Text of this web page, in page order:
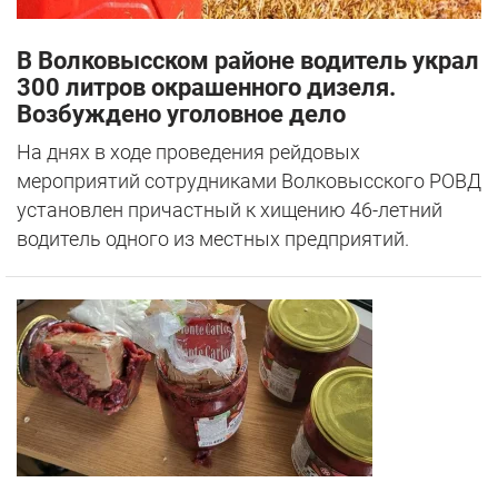
В Волковысском районе водитель украл
300 литров окрашенного дизеля.
Возбуждено уголовное дело
На днях в ходе проведения рейдовых
мероприятий сотрудниками Волковысского РОВД
установлен причастный к хищению 46-летний
водитель одного из местных предприятий.